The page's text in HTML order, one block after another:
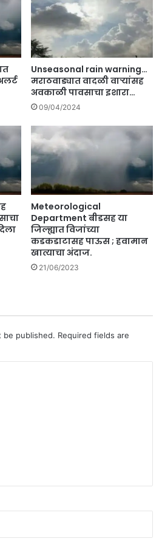
Unseasonal rain warning…
मराठवाड्यात वादळी वाऱ्यांसह
अवकाळी पावसाचा इशारा…
09/04/2024
Meteorological
Department बीडसह या
जिल्ह्यात विजांच्या
कडकडाटासह पाऊस ; हवामान
खात्याचा अंदाज.
21/06/2023
be published. Required fields are